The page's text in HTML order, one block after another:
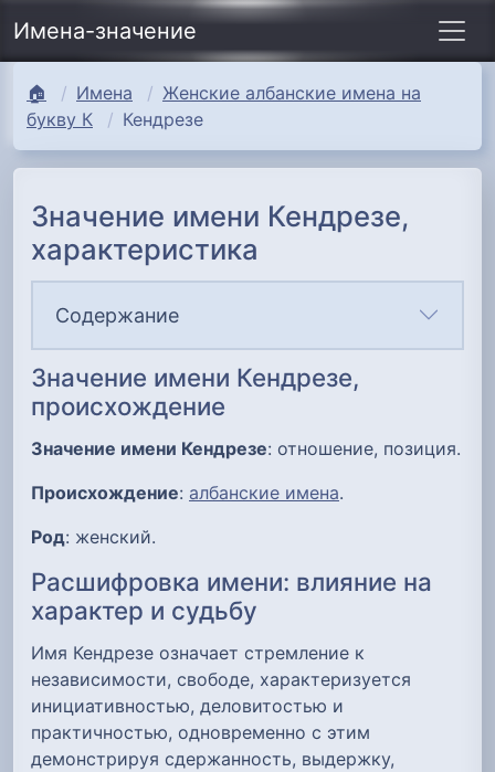
Имена-значение
🏠 Имена
Женские албанские имена на
букву К
Кендрезе
Значение имени Кендрезе,
характеристика
Содержание
Значение имени Кендрезе,
происхождение
Значение имени Кендрезе: отношение, позиция.
Происхождение: албанские имена.
Род: женский.
Расшифровка имени: влияние на
характер и судьбу
Имя Кендрезе означает стремление к
независимости, свободе, характеризуется
инициативностью, деловитостью и
практичностью, одновременно с этим
демонстрируя сдержанность, выдержку,